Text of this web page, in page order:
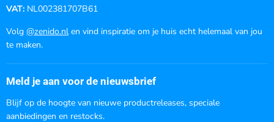
VAT: NL002381707B61
Volg @zenido.nl en vind inspiratie om je huis echt helemaal van jou
te maken.
Meld je aan voor de nieuwsbrief
Blijf op de hoogte van nieuwe productreleases, speciale
aanbiedingen en restocks.